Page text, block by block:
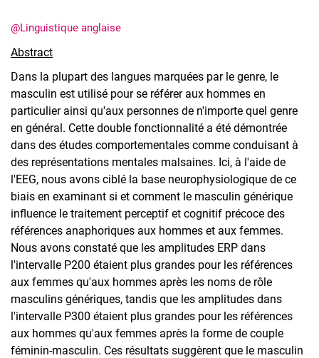
@Linguistique anglaise
Abstract
Dans la plupart des langues marquées par le genre, le
masculin est utilisé pour se référer aux hommes en
particulier ainsi qu'aux personnes de n'importe quel genre
en général. Cette double fonctionnalité a été démontrée
dans des études comportementales comme conduisant à
des représentations mentales malsaines. Ici, à l'aide de
l'EEG, nous avons ciblé la base neurophysiologique de ce
biais en examinant si et comment le masculin générique
influence le traitement perceptif et cognitif précoce des
références anaphoriques aux hommes et aux femmes.
Nous avons constaté que les amplitudes ERP dans
l'intervalle P200 étaient plus grandes pour les références
aux femmes qu'aux hommes après les noms de rôle
masculins génériques, tandis que les amplitudes dans
l'intervalle P300 étaient plus grandes pour les références
aux hommes qu'aux femmes après la forme de couple
féminin-masculin. Ces résultats suggèrent que le masculin